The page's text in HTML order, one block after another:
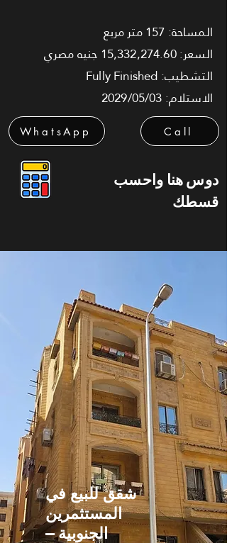
المساحة: 157 متر مربع
السعر: 15,332,274.60 جنيه مصري
التشطيب: Fully Finished
الاستلام: 2029/05/03
WhatsApp Call
دوس هنا واحسب
قسطك
شقق للبيع في
المستثمرين
الجنوبية –